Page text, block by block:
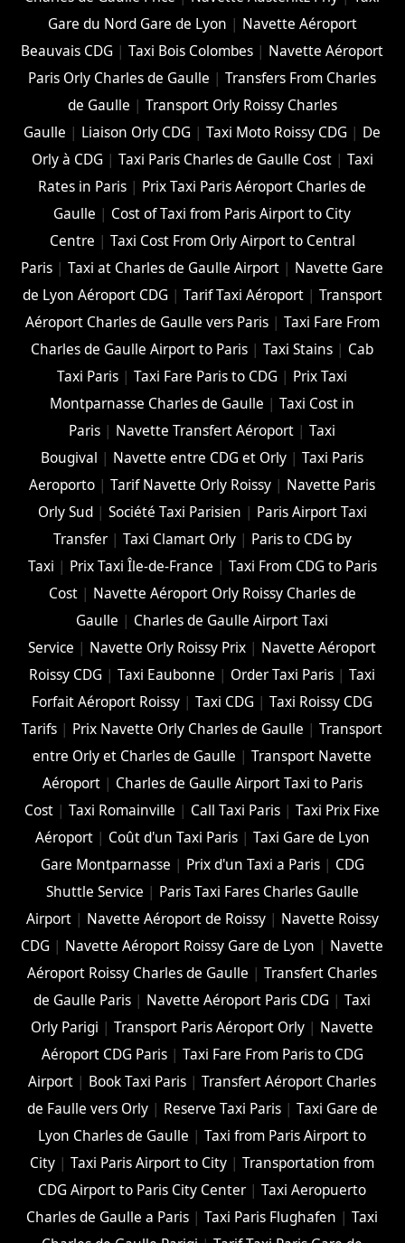
Gare du Nord Gare de Lyon | Navette Aéroport
Beauvais CDG |Taxi Bois Colombes | Navette Aéroport
Paris Orly Charles de Gaulle |Transfers From Charles
de Gaulle | Transport Orly Roissy Charles
Gaulle | Liaison Orly CDG |Taxi Moto Roissy CDG | De
Orly à CDG | Taxi Paris Charles de Gaulle Cost| Taxi
Rates in Paris | Prix Taxi Paris Aéroport Charles de
Gaulle | Cost of Taxi from Paris Airport to City
Centre | Taxi Cost From Orly Airport to Central
Paris |Taxi at Charles de Gaulle Airport | Navette Gare
de Lyon Aéroport CDG | Tarif Taxi Aéroport| Transport
Aéroport Charles de Gaulle vers Paris| Taxi Fare From
Charles de Gaulle Airport to Paris |Taxi Stains | Cab
Taxi Paris |Taxi Fare Paris to CDG | Prix Taxi
Montparnasse Charles de Gaulle |Taxi Cost in
Paris | Navette Transfert Aéroport |Taxi
Bougival | Navette entre CDG et Orly |Taxi Paris
Aeroporto |Tarif Navette Orly Roissy | Navette Paris
Orly Sud| Société Taxi Parisien | Paris Airport Taxi
Transfer| Taxi Clamart Orly| Paris to CDG by
Taxi | Prix Taxi Île-de-France | Taxi From CDG to Paris
Cost| Navette Aéroport Orly Roissy Charles de
Gaulle | Charles de Gaulle Airport Taxi
Service | Navette Orly Roissy Prix | Navette Aéroport
Roissy CDG |Taxi Eaubonne | Order Taxi Paris |Taxi
Forfait Aéroport Roissy |Taxi CDG |Taxi Roissy CDG
Tarifs | Prix Navette Orly Charles de Gaulle |Transport
entre Orly et Charles de Gaulle |Transport Navette
Aéroport| Charles de Gaulle Airport Taxi to Paris
Cost |Taxi Romainville | Call Taxi Paris |Taxi Prix Fixe
Aéroport| Coût d'un Taxi Paris| Taxi Gare de Lyon
Gare Montparnasse | Prix d'un Taxi a Paris| CDG
Shuttle Service | Paris Taxi Fares Charles Gaulle
Airport| Navette Aéroport de Roissy| Navette Roissy
CDG | Navette Aéroport Roissy Gare de Lyon | Navette
Aéroport Roissy Charles de Gaulle |Transfert Charles
de Gaulle Paris | Navette Aéroport Paris CDG |Taxi
Orly Parigi |Transport Paris Aéroport Orly | Navette
Aéroport CDG Paris| Taxi Fare From Paris to CDG
Airport | Book Taxi Paris |Transfert Aéroport Charles
de Faulle vers Orly| Reserve Taxi Paris| Taxi Gare de
Lyon Charles de Gaulle |Taxi from Paris Airport to
City |Taxi Paris Airport to City |Transportation from
CDG Airport to Paris City Center |Taxi Aeropuerto
Charles de Gaulle a Paris |Taxi Paris Flughafen |Taxi